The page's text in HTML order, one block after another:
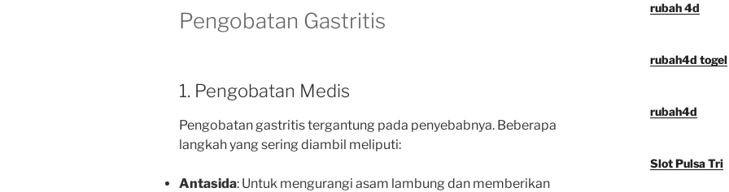
Pengobatan Gastritis
1. Pengobatan Medis
Pengobatan gastritis tergantung pada penyebabnya. Beberapa
langkah yang sering diambil meliputi:
Antasida: Untuk mengurangi asam lambung dan memberikan
rubah 4d
rubah4d togel
rubah4d
Slot Pulsa Tri